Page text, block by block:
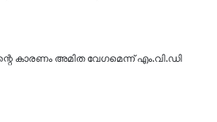
കാരണം അമിത വേഗമെന്ന് എം.വി.ഡി